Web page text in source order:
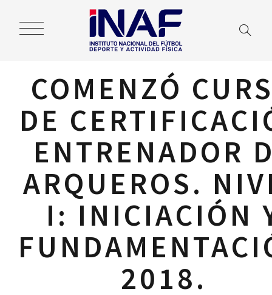
COMENZÓ
DE
ENTRENADOR
ARQUEROS.
I: INICIACIÓN
2018.